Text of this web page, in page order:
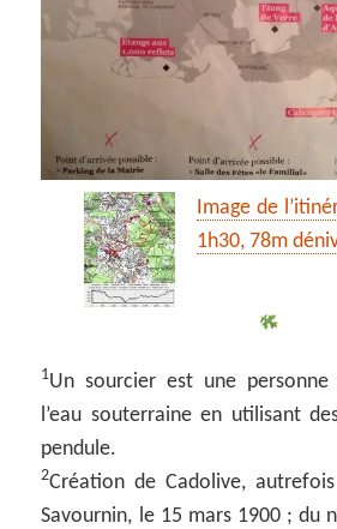
Image de
1h30, 78m
1Un sourcier est une
l’eau souterraine en utilisant
pendule.
2Création de Cadolive,
Savournin, le 15 mars 1900 ; du